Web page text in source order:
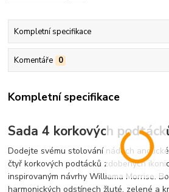
Kompletní specifikace
Komentáře 0
Kompletní specifikace
Sada 4 korkových
Dodejte svému stolování nádech
čtyř korkových podtácků zdobených
inspirovaným návrhy Williama Morrise.
harmonických odstínech žluté, zelené a